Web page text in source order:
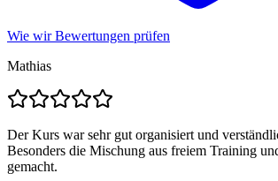
Wie wir Bewertungen prüfen
Mathias
Der Kurs war sehr gut organisiert und
Besonders die Mischung aus freiem Training
gemacht.